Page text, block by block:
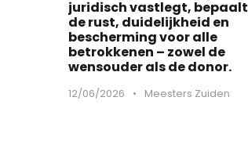
juridisch vastlegt, bepaalt
de rust, duidelijkheid en
bescherming voor alle
betrokkenen – zowel de
wensouder als de donor.
12/06/2026 • Meesters Zuiden